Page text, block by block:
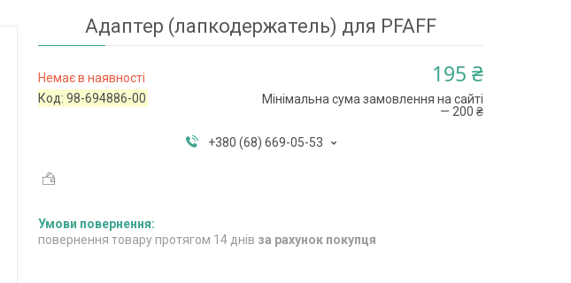
Адаптер (лапкодержатель) для PFAFF
Немає в наявності
Код:98-694886-00
195 ₴
Мінімальна сума замовлення на сайті
— 200 ₴
+380 (68) 669-05-53
повернення товару протягом 14 днів за рахунок покупця